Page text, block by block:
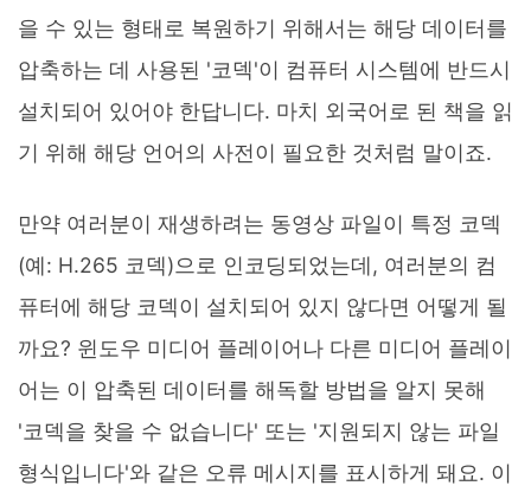
을 수 있는 형태로 복원하기 위해서는 해당 데이터를
압축하는 데 사용된 '코덱'이 컴퓨터 시스템에 반드시
설치되어 있어야 한답니다. 마치 외국어로 된 책을 읽
기 위해 해당 언어의 사전이 필요한 것처럼 말이죠.
만약 여러분이 재생하려는 동영상 파일이 특정 코덱
(예: H.265 코덱)으로 인코딩되었는데, 여러분의 컴
퓨터에 해당 코덱이 설치되어 있지 않다면 어떻게 될
까요? 윈도우 미디어 플레이어나 다른 미디어 플레이
어는 이 압축된 데이터를 해독할 방법을 알지 못해
'코덱을 찾을 수 없습니다' 또는 '지원되지 않는 파일
형식입니다'와 같은 오류 메시지를 표시하게 돼요. 이